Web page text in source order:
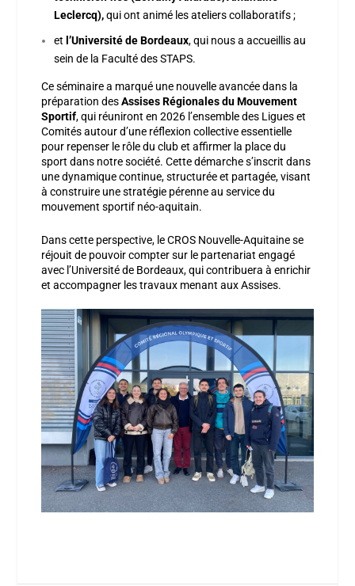
Leclercq),qui ont animé les ateliers collaboratifs ;
et l’Université de Bordeaux, qui nous a accueillis au
sein de la Faculté des STAPS.
Ce séminaire a marqué une nouvelle avancée dans la
préparation desAssises Régionales du Mouvement
Sportif, qui réuniront en 2026 l’ensemble des Ligues et
Comités autour d’une réflexion collective essentielle
pour repenser le rôle du club et affirmer la place du
sport dans notre société. Cette démarche s’inscrit dans
une dynamique continue, structurée et partagée, visant
à construire une stratégie pérenne au service du
mouvement sportif néo-aquitain.
Dans cette perspective, le CROS Nouvelle-Aquitaine se
réjouit de pouvoir compter sur le partenariat engagé
avec l’Université de Bordeaux, qui contribuera à enrichir
et accompagner les travaux menant aux Assises.